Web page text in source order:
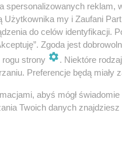
spersonalizowanych
Użytkownika my i Zaufani
do celów identyfikacji.
Zgoda jest
strony
. Niektóre
Preferencje będą miały
abyś mógł
Twoich danych